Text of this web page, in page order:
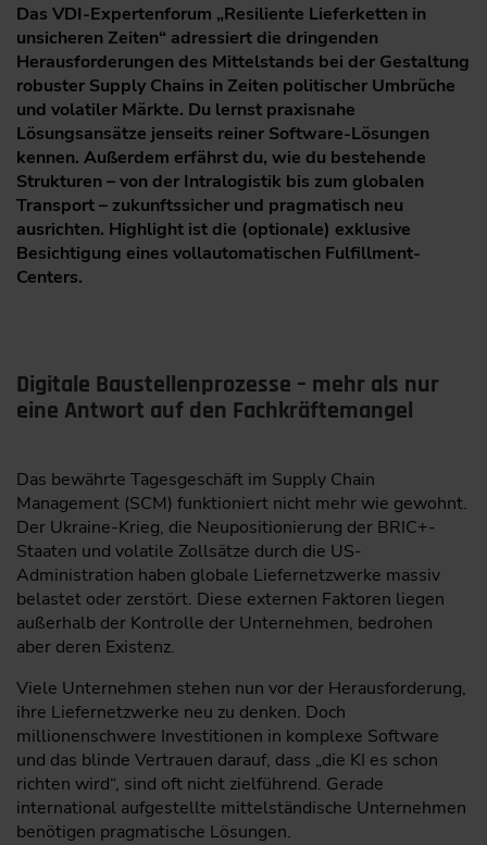
Das VDI-Expertenforum „Resiliente Lieferketten in
unsicheren Zeiten“ adressiert die dringenden
Herausforderungen des Mittelstands bei der Gestaltung
robuster Supply Chains in Zeiten politischer Umbrüche
und volatiler Märkte. Du lernst praxisnahe
Lösungsansätze jenseits reiner Software-Lösungen
kennen. Außerdem erfährst du, wie du bestehende
Strukturen – von der Intralogistik bis zum globalen
Transport – zukunftssicher und pragmatisch neu
ausrichten. Highlight ist die (optionale) exklusive
Besichtigung eines vollautomatischen Fulfillment-
Centers.
Digitale Baustellenprozesse – mehr als nur
eine Antwort auf den Fachkräftemangel
Das bewährte Tagesgeschäft im Supply Chain
Management (SCM) funktioniert nicht mehr wie gewohnt.
Der Ukraine-Krieg, die Neupositionierung der BRIC+-
Staaten und volatile Zollsätze durch die US-
Administration haben globale Liefernetzwerke massiv
belastet oder zerstört. Diese externen Faktoren liegen
außerhalb der Kontrolle der Unternehmen, bedrohen
aber deren Existenz.
Viele Unternehmen stehen nun vor der Herausforderung,
ihre Liefernetzwerke neu zu denken. Doch
millionenschwere Investitionen in komplexe Software
und das blinde Vertrauen darauf, dass „die KI es schon
richten wird“, sind oft nicht zielführend. Gerade
international aufgestellte mittelständische Unternehmen
benötigen pragmatische Lösungen.